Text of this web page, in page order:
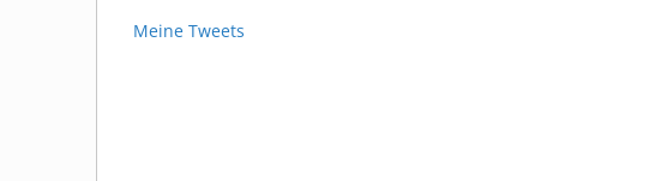
Meine Tweets